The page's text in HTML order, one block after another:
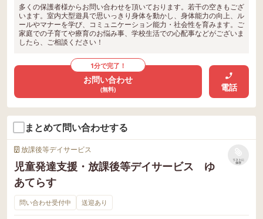
多くの保護者様からお問い合わせを頂いております。若干の空きもござ
います。室内大型遊具で思いっきり身体を動かし、身体能力の向上、ル
ールやマナーを学び、コミュニケーション能力・社会性を育みます。ご
家庭での子育てや療育のお悩み事、学校生活での心配事などがございま
したら、ご相談ください！
1分で完了！
お問い合わせ
(無料) 電話
まとめて問い合わせする
放課後等デイサービス
児童発達支援・放課後等デイサービス ゆ
あてらす
リストに
保存
問い合わせ受付中 送迎あり